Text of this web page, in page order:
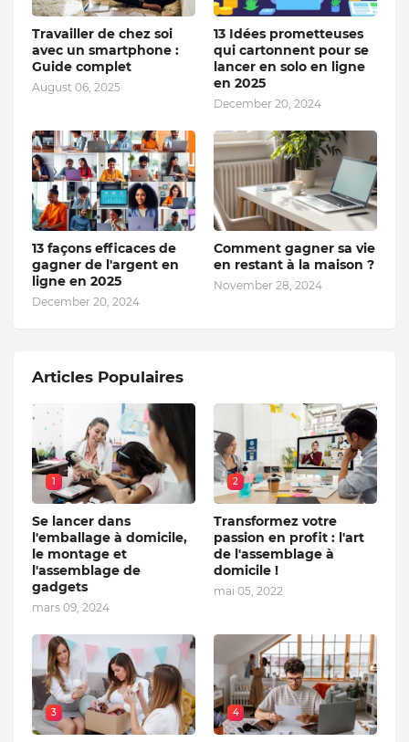
Travailler de chez soi
avec un smartphone :
Guide complet
August 06, 2025
13 Idées prometteuses
qui cartonnent pour se
lancer en solo en ligne
en 2025
December 20, 2024
13 façons efficaces de
gagner de l'argent en
ligne en 2025
December 20, 2024
Comment gagner sa vie
en restant à la maison ?
November 28, 2024
Articles Populaires
1
Se lancer dans
l'emballage à domicile,
le montage et
l'assemblage de
gadgets
mars 09, 2024
2
Transformez votre
passion en profit : l'art
de l'assemblage à
domicile !
mai 05, 2022
3 4